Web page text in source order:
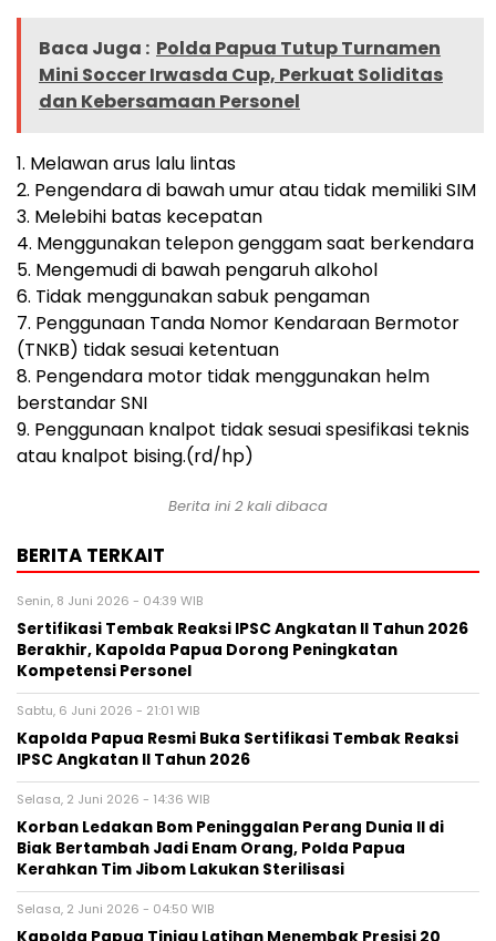
Baca Juga : Polda Papua Tutup Turnamen
Mini Soccer Irwasda Cup, Perkuat Soliditas
dan Kebersamaan Personel
1. Melawan arus lalu lintas
2. Pengendara di bawah umur atau tidak memiliki SIM
3. Melebihi batas kecepatan
4. Menggunakan telepon genggam saat berkendara
5. Mengemudi di bawah pengaruh alkohol
6. Tidak menggunakan sabuk pengaman
7. Penggunaan Tanda Nomor Kendaraan Bermotor
(TNKB) tidak sesuai ketentuan
8. Pengendara motor tidak menggunakan helm
berstandar SNI
9. Penggunaan knalpot tidak sesuai spesifikasi teknis
atau knalpot bising.(rd/hp)
Berita ini 2 kali dibaca
BERITA TERKAIT
Senin, 8 Juni 2026 - 04:39 WIB
Sertifikasi Tembak Reaksi IPSC Angkatan II Tahun 2026
Berakhir, Kapolda Papua Dorong Peningkatan
Kompetensi Personel
Sabtu, 6 Juni 2026 - 21:01 WIB
Kapolda Papua Resmi Buka Sertifikasi Tembak Reaksi
IPSC Angkatan II Tahun 2026
Selasa, 2 Juni 2026 - 14:36 WIB
Korban Ledakan Bom Peninggalan Perang Dunia II di
Biak Bertambah Jadi Enam Orang, Polda Papua
Kerahkan Tim Jibom Lakukan Sterilisasi
Selasa, 2 Juni 2026 - 04:50 WIB